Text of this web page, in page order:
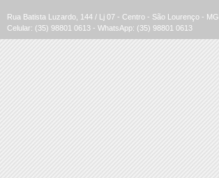
Rua Batista Luzardo, 144 / Lj 07 - Centro - São Lourenço - MG
Celular: (35) 98801 0613 - WhatsApp: (35) 98801 0613